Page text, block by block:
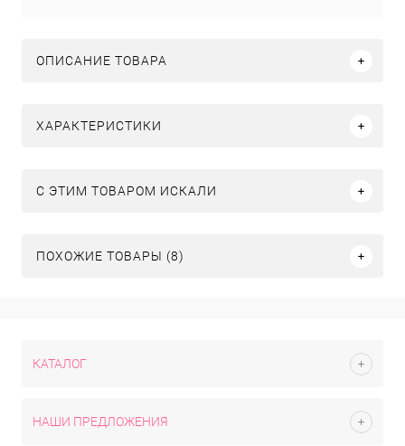
ОПИСАНИЕ ТОВАРА
ХАРАКТЕРИСТИКИ
C ЭТИМ ТОВАРОМ ИСКАЛИ
ПОХОЖИЕ ТОВАРЫ (8)
КАТАЛОГ
НАШИ ПРЕДЛОЖЕНИЯ